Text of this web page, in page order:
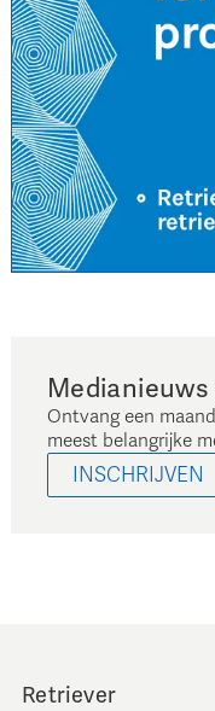
Ontvang een
meest belangrijke
INSCHRIJVEN
Retriever